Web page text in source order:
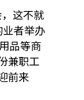
这不就
者举办
品等商
兼职工
前来